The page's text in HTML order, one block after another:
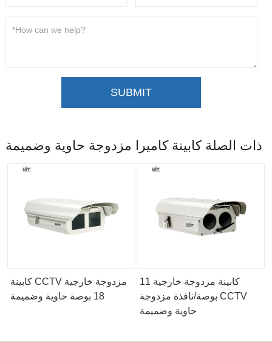
SUBMIT
ذات الصلة كابينة كاميرا مزدوجة حاوية وضميمة
كابينة CCTV مزدوجة خارجية
18 بوصة حاوية وضميمة
كابينة مزدوجة خارجية 11
بوصة/نافذة مزدوجة CCTV
حاوية وضميمة